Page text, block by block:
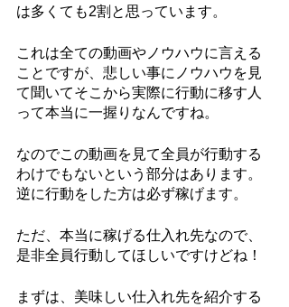
は多くても2割と思っています。
これは全ての動画やノウハウに言える
ことですが、悲しい事にノウハウを見
て聞いてそこから実際に行動に移す人
って本当に一握りなんですね。
なのでこの動画を見て全員が行動する
わけでもないという部分はあります。
逆に行動をした方は必ず稼げます。
ただ、本当に稼げる仕入れ先なので、
是非全員行動してほしいですけどね！
まずは、美味しい仕入れ先を紹介する